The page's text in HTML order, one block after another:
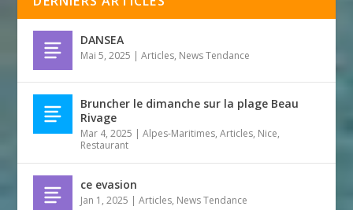
DANSEA
Mai 5, 2025 |Articles, News Tendance
Bruncher le dimanche sur la plage Beau
Rivage
Mar 4, 2025 |Alpes-Maritimes,Articles, Nice,
Restaurant
ce evasion
Jan 1, 2025 |Articles, News Tendance